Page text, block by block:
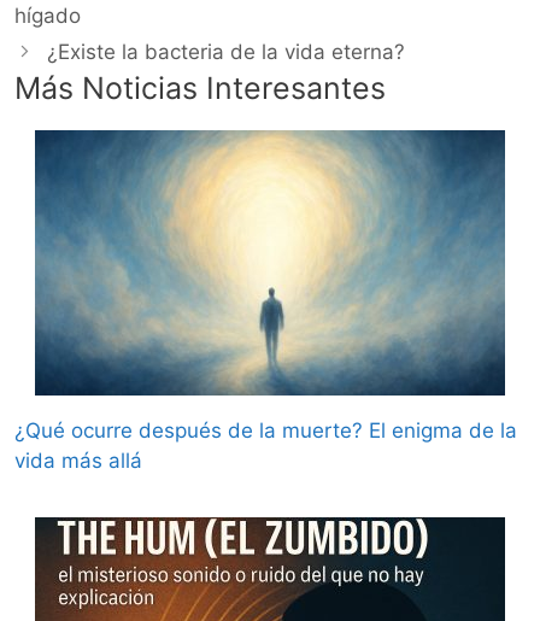
hígado
¿Existe la bacteria de la vida eterna?
Más Noticias Interesantes
¿Qué ocurre después de la muerte? El enigma de la
vida más allá